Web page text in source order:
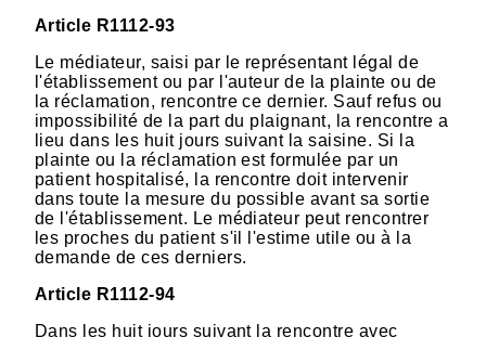
Article R1112-93
Le médiateur, saisi par le représentant légal de
l'établissement ou par l'auteur de la plainte ou de
la réclamation, rencontre ce dernier. Sauf refus ou
impossibilité de la part du plaignant, la rencontre a
lieu dans les huit jours suivant la saisine. Si la
plainte ou la réclamation est formulée par un
patient hospitalisé, la rencontre doit intervenir
dans toute la mesure du possible avant sa sortie
de l'établissement. Le médiateur peut rencontrer
les proches du patient s'il l'estime utile ou à la
demande de ces derniers.
Article R1112-94
Dans les huit jours suivant la rencontre avec